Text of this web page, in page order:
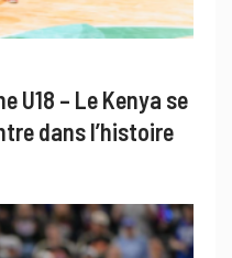
U18 – Le Kenya se
dans l’histoire